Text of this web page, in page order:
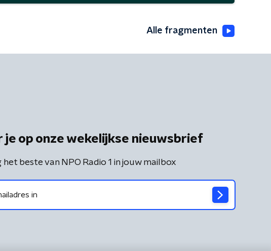
Alle fragmenten
je op onze wekelijkse nieuwsbrief
beste van NPO Radio 1 in jouw mailbox